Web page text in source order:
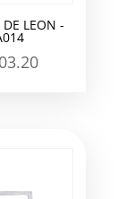
DE LEON -